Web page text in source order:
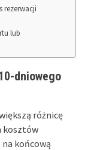
rezerwacji
lub
dniowego
różnicę
kosztów
na końcową